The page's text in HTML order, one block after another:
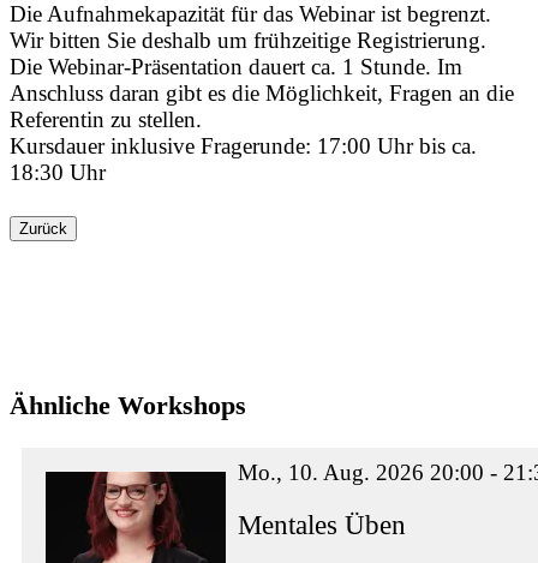
Die Aufnahmekapazität für das Webinar ist begrenzt.
Wir bitten Sie deshalb um frühzeitige Registrierung.
Die Webinar-Präsentation dauert ca. 1 Stunde. Im
Anschluss daran gibt es die Möglichkeit, Fragen an die
Referentin zu stellen.
Kursdauer inklusive Fragerunde: 17:00 Uhr bis ca.
18:30 Uhr
Zurück
Ähnliche Workshops
Mo., 10. Aug. 2026 20:00 -
Mentales Üben